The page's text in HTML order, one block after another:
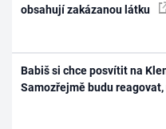
obsahují zakázanou látku
Babiš si chce posvítit na
Samozřejmě budu reagovat,